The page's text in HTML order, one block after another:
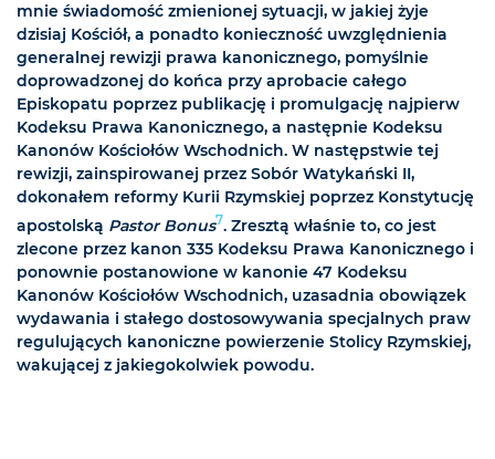
mnie świadomość zmienionej sytuacji, w jakiej żyje
dzisiaj Kościół, a ponadto konieczność uwzględnienia
generalnej rewizji prawa kanonicznego, pomyślnie
doprowadzonej do końca przy aprobacie całego
Episkopatu poprzez publikację i promulgację najpierw
Kodeksu Prawa Kanonicznego, a następnie Kodeksu
Kanonów Kościołów Wschodnich. W następstwie tej
rewizji, zainspirowanej przez Sobór Watykański II,
dokonałem reformy Kurii Rzymskiej poprzez Konstytucję
apostolską Pastor Bonus7. Zresztą właśnie to, co jest
zlecone przez kanon 335 Kodeksu Prawa Kanonicznego i
ponownie postanowione w kanonie 47 Kodeksu
Kanonów Kościołów Wschodnich, uzasadnia obowiązek
wydawania i stałego dostosowywania specjalnych praw
regulujących kanoniczne powierzenie Stolicy Rzymskiej,
wakującej z jakiegokolwiek powodu.